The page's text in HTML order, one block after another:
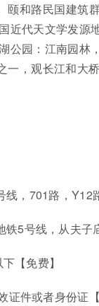
颐和路民国建筑
近代天文学发
公园：江南园林
一，观长江和
线，701路，Y12
铁5号线，从夫子
【免费】
件或者身份证【